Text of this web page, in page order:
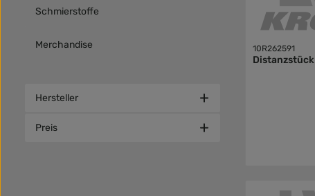
Schmierstoffe
Merchandise
Hersteller
Preis
10R262591
Distanzstück